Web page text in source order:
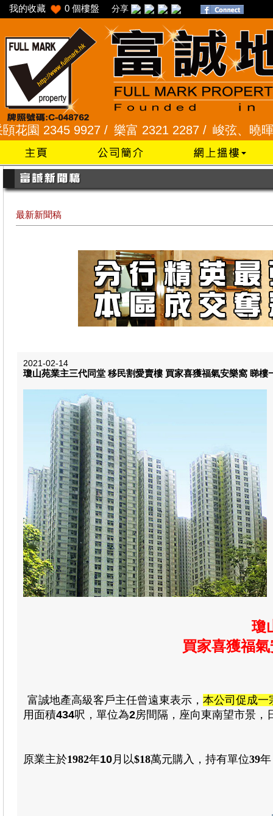
我的收藏 0 個樓盤 分享
9927 / 樂富 2321 2287 / 峻弦、曉暉花園
最新新聞稿
2021-02-14
瓊山苑業主三代同堂 移民割愛賣樓 買家喜獲福氣安樂窩 睇樓
瓊
買家喜獲福
富誠地產高級客戶主任曾遠東表示 ， 本公司促成一
用面積434呎 ， 單位為2房間隔 ， 座向東南望市景 ，
原業主於1982年10 月 以$18萬元購入 ， 持有單位39年